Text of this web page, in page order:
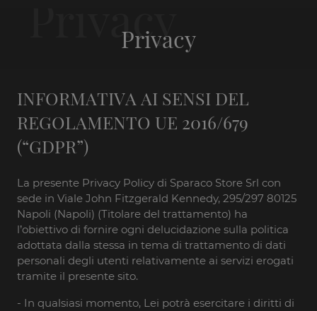
Privacy
INFORMATIVA AI SENSI DEL
REGOLAMENTO UE 2016/679
(“GDPR”)
La presente Privacy Policy di Sparaco Store Srl con
sede in Viale John Fitzgerald Kennedy, 295/297 80125
Napoli (Napoli) (Titolare del trattamento) ha
l’obiettivo di fornire ogni delucidazione sulla politica
adottata dalla stessa in tema di trattamento di dati
personali degli utenti relativamente ai servizi erogati
tramite il presente sito.
- In qualsiasi momento, Lei potrà esercitare i diritti di